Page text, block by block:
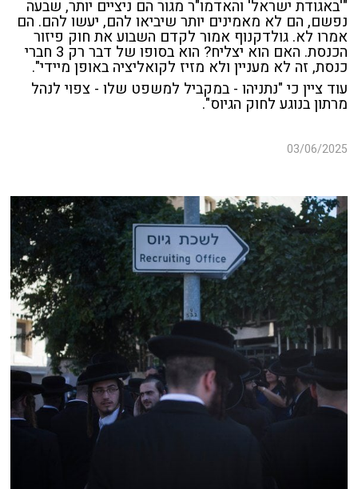
"'באגודת ישראל' והאדמו"ר מגור הם ניציים יותר, שבעה
נפשם, הם לא מאמינים יותר שיביאו להם, יעשו להם. הם
אמרו לא. גולדקנוף אמור לקדם השבוע את חוק פיזור
הכנסת. האם הוא יצליח? הוא בסופו של דבר רק 3 חברי
כנסת, זה לא מעניין ולא מזיז לקואליציה באופן מיידי".
עוד ציין כי "נתניהו - במקביל למשפט שלו - צפוי לנהל
מרתון בנוגע לחוק הגיוס".
03/06/2025